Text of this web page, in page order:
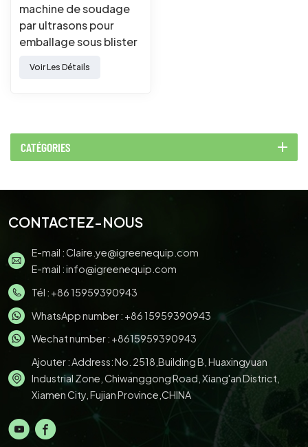
machine de soudage
par ultrasons pour
emballage sous blister
Voir Les Détails
CATÉGORIES
CONTACTEZ-NOUS
E-mail :Claire.ye@igreenequip.com
E-mail :info@igreenequip.com
Tél : +86 15959390943
WhatsApp number : +86 15959390943
Wechat number : +8615959390943
Ajouter : Address: No. 2518,Building B, Huaxingyuan
Industrial Zone, Chiwanggong Road, Xiang'an District,
Xiamen City, Fujian Province,CHINA